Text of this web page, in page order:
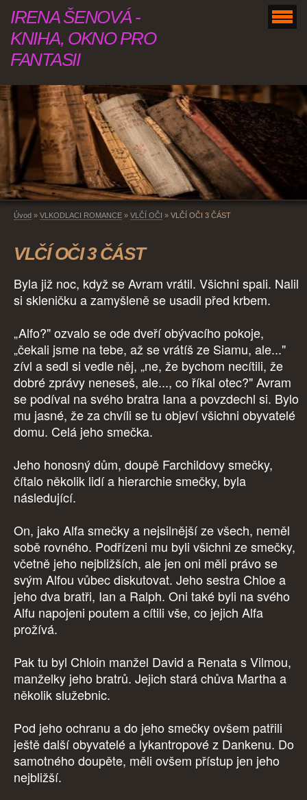
IRENA ŠENOVÁ -
KNIHA, OKNO PRO
FANTASII
Úvod » VLKODLACI ROMANCE » VLČÍ OČI » VLČÍ OČI 3 ČÁST
VLČÍ OČI 3 ČÁST
Byla již noc, když se Avram vrátil. Všichni spali. Nalil
si skleničku a zamyšleně se usadil před krbem.
„Alfo?" ozvalo se ode dveří obývacího pokoje,
„čekali jsme na tebe, až se vrátíš ze Siamu, ale..."
zívl a sedl si vedle něj, „ne, že bychom necítili, že
dobré zprávy neneseš, ale..., co říkal otec?" Avram
se podíval na svého bratra Iana a povzdechl si. Bylo
mu jasné, že za chvíli se tu objeví všichni obyvatelé
domu. Celá jeho smečka.
Jeho honosný dům, doupě Farchildovy smečky,
čítalo několik lidí a hierarchie smečky, byla
následující.
On, jako Alfa smečky a nejsilnější ze všech, neměl
sobě rovného. Podřízeni mu byli všichni ze smečky,
včetně jeho nejbližších, ale jen oni měli právo se
svým Alfou vůbec diskutovat. Jeho sestra Chloe a
jeho dva bratři, Ian a Ralph. Oni také byli na svého
Alfu napojeni poutem a cítili vše, co jejich Alfa
prožívá.
Pak tu byl Chloin manžel David a Renata s Vilmou,
manželky jeho bratrů. Jejich stará chůva Martha a
několik služebnic.
Pod jeho ochranu a do jeho smečky ovšem patřili
ještě další obyvatelé a lykantropové z Dankenu. Do
samotného doupěte, měli ovšem přístup jen jeho
nejbližší.